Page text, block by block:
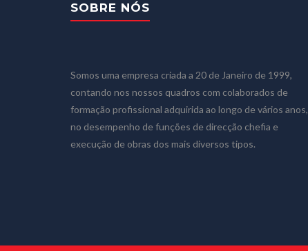
SOBRE NÓS
Somos uma empresa criada a 20 de Janeiro de 1999,
contando nos nossos quadros com colaborados de
formação profissional adquirida ao longo de vários anos,
no desempenho de funções de direcção chefia e
execução de obras dos mais diversos tipos.